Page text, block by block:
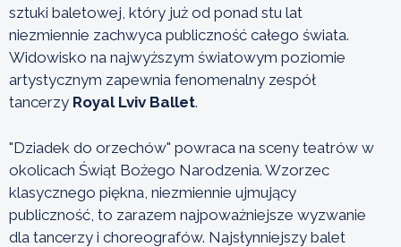
sztuki baletowej, który już od ponad stu lat
niezmiennie zachwyca publiczność całego świata.
Widowisko na najwyższym światowym poziomie
artystycznym zapewnia fenomenalny zespół
tancerzy Royal Lviv Ballet.
"Dziadek do orzechów" powraca na sceny teatrów w
okolicach Świąt Bożego Narodzenia. Wzorzec
klasycznego piękna, niezmiennie ujmujący
publiczność, to zarazem najpoważniejsze wyzwanie
dla tancerzy i choreografów. Najsłynniejszy balet